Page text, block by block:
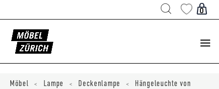
0
Möbel < Lampe < Deckenlampe <
Hängeleuchte von